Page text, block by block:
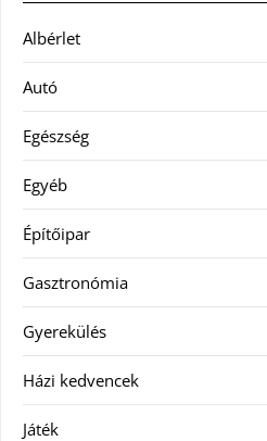
Albérlet
Autó
Egészség
Egyéb
Építőipar
Gasztronómia
Gyerekülés
Házi kedvencek
Játék